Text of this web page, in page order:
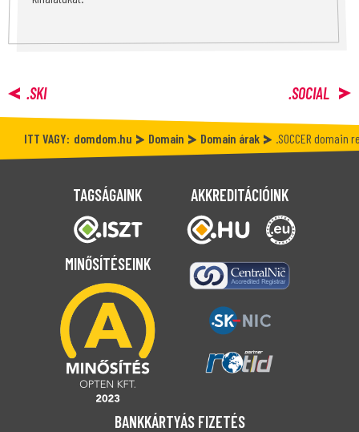
.SKI .SOCIAL
ITT VAGY: domdom.hu Domain Domain árak .SOCCER domain
TAGSÁGAINK
MINŐSÍTÉSEINK
AKKREDITÁCIÓINK
BANKKÁRTYÁS FIZETÉS